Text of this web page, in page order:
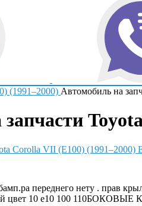
(1991–2000) Автомобиль на
переднего нету . прав
цвет 10 e10 100